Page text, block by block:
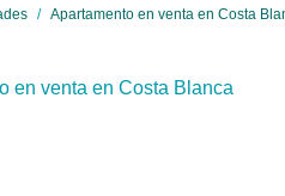
Apartamento en venta en Costa